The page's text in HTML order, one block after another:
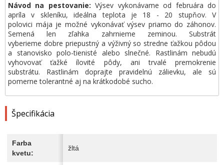
Návod na pestovanie: Výsev vykonávame od februára do
apríla v skleníku, ideálna teplota je 18 - 20 stupňov. V
polovici mája je možné vykonávať výsev priamo do záhonov.
Semená len zľahka zahrnieme zeminou. Substrát
vyberieme dobre priepustný a výživný so stredne ťažkou pôdou
a stanovisko polo-tienisté alebo slnečné. Rastlinám nebudú
vyhovovať ťažké ílovité pôdy, ani trvalé premokrenie
substrátu. Rastlinám doprajte pravidelnú zálievku, ale sú
pomerne tolerantné aj na krátkodobé sucho.
Špecifikácia
Farba
kvetu:
žltá